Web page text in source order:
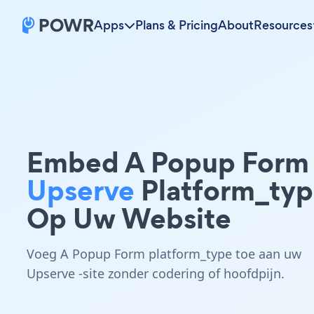
Apps Plans & PricingAboutResources
Embed A Popup Form
Upserve
Op Uw Website
Voeg A Popup Form platform_type toe aan uw
Upserve -site zonder codering of hoofdpijn.